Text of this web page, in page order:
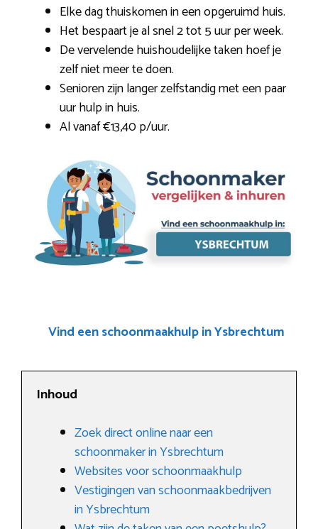
Elke dag thuiskomen in een opgeruimd huis.
Het bespaart je al snel 2 tot 5 uur per week.
De vervelende huishoudelijke taken hoef je
zelf niet meer te doen.
Senioren zijn langer zelfstandig met een paar
uur hulp in huis.
Al vanaf €13,40 p/uur.
Vind een schoonmaakhulp in Ysbrechtum
Inhoud
Zoek direct online naar een
schoonmaker in Ysbrechtum
Websites voor schoonmaakhulp
Vestigingen van schoonmaakbedrijven
in Ysbrechtum